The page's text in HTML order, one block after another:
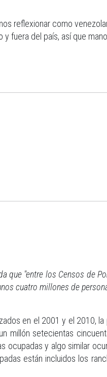
reflexionar como
fuera del país, así que
que "entre los Censos de
cuatro millones de
en el 2001 y el 2010,
millón setecientas
ocupadas y algo similar
están incluidos los